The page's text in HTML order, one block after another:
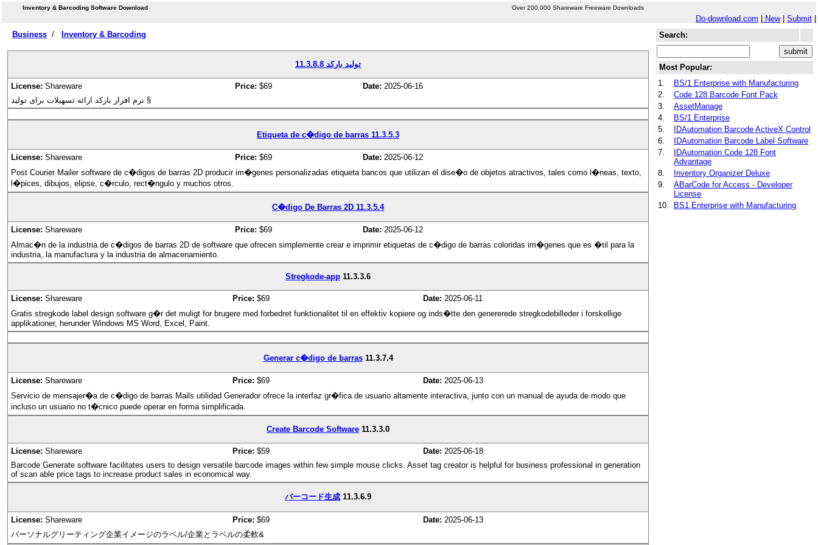
Inventory & Barcoding Software Download Over 200,000 Shareware Freeware Downloads
Do-download.com New| Submit
Business / Inventory & Barcoding
تولید بارکد 11.3.8.8
License: Shareware Price: $69 Date: 2025-06-16
نرم افزار بارکد ارائه تسهیلات برای تولید §
Etiqueta de c�digo de barras 11.3.5.3
License: Shareware Price: $69 Date: 2025-06-12
Post Courier Mailer software de c�digos de barras 2D producir im�genes personalizadas etiqueta bancos que utilizan el dise�o de objetos atractivos, tales como l�neas, texto,
l�pices, dibujos, elipse, c�rculo, rect�ngulo y muchos otros.
C�digo De Barras 2D 11.3.5.4
License: Shareware Price: $69 Date: 2025-06-12
Almac�n de la industria de c�digos de barras 2D de software que ofrecen simplemente crear e imprimir etiquetas de c�digo de barras coloridas im�genes que es �til para la
industria, la manufactura y la industria de almacenamiento.
Stregkode-app 11.3.3.6
License: Shareware Price: $69 Date: 2025-06-11
Gratis stregkode label design software g�r det muligt for brugere med forbedret funktionalitet til en effektiv kopiere og inds�tte den genererede stregkodebilleder i forskellige
applikationer, herunder Windows MS Word, Excel, Paint.
Generar c�digo de barras 11.3.7.4
License: Shareware Price: $69 Date: 2025-06-13
Servicio de mensajer�a de c�digo de barras Mails utilidad Generador ofrece la interfaz gr�fica de usuario altamente interactiva, junto con un manual de ayuda de modo que
incluso un usuario no t�cnico puede operar en forma simplificada.
Create Barcode Software 11.3.3.0
License: Shareware Price: $59 Date: 2025-06-18
Barcode Generate software facilitates users to design versatile barcode images within few simple mouse clicks. Asset tag creator is helpful for business professional in generation
of scan able price tags to increase product sales in economical way.
バーコード生成 11.3.6.9
License: Shareware Price: $69 Date: 2025-06-13
パーソナルグリーティング企業イメージのラベル/企業とラベルの柔軟&
Search:
Most Popular:
1.
BS/1 Enterprise with Manufacturing
2.
Code 128 Barcode Font Pack
3.
AssetManage
4.
BS/1 Enterprise
5.
IDAutomation Barcode ActiveX Control
6.
IDAutomation Barcode Label Software
7.
IDAutomation Code 128 Font
Advantage
8.
Inventory Organizer Deluxe
9.
ABarCode for Access - Developer
License
10.
BS1 Enterprise with Manufacturing